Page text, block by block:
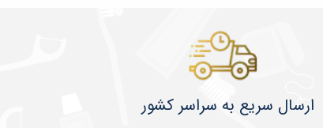
​​​​ارسال سریع به سراسر کشور